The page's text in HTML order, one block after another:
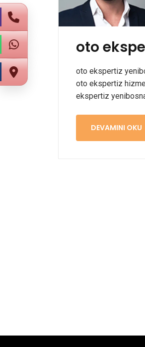
oto
oto ekspertiz
oto ekspertiz
ekspertiz
DEVAMINI OKU